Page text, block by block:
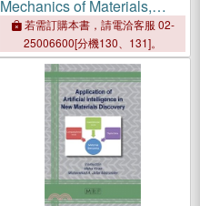
Mechanics of Materials,
Structures and Construction:
AToMech1-2023
若需訂購本書，請電洽客服 02-
25006600[分機130、131]。